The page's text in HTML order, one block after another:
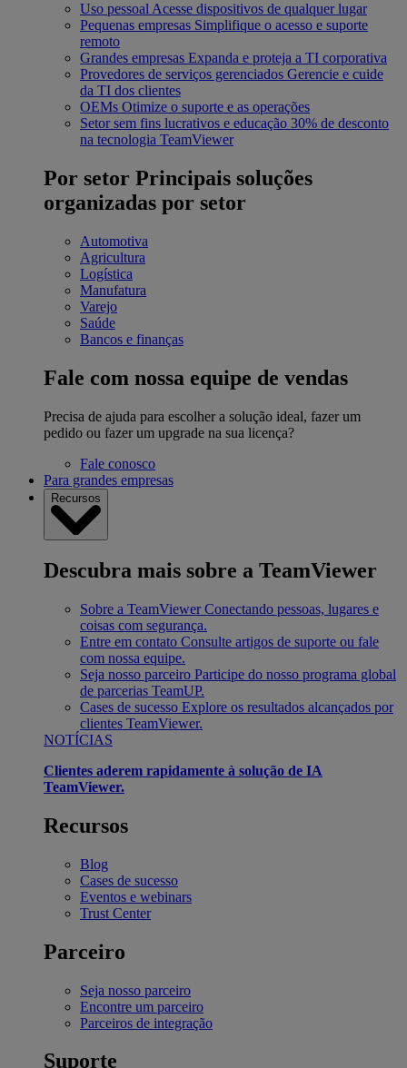
Uso pessoalAcesse dispositivos de qualquer lugar
Pequenas empresas Simplifique o acesso e suporte
remoto
Grandes empresas Expanda e proteja a TI corporativa
Provedores de serviços gerenciados Gerencie e cuide
da TI dos clientes
OEMs Otimize o suporte e as operações
Setor sem fins lucrativos e educação 30% de desconto
na tecnologia TeamViewer
Por setor Principais soluções
organizadas por setor
Automotiva
Agricultura
Logística
Manufatura
Varejo
Saúde
Bancos e finanças
Fale com nossa equipe de vendas
Precisa de ajuda para escolher a solução ideal, fazer um
pedido ou fazer um upgrade na sua licença?
Fale conosco
Para grandes empresas
Recursos
Descubra mais sobre a TeamViewer
Sobre a TeamViewer Conectando pessoas, lugares e
coisas com segurança.
Entre em contato Consulte artigos de suporte ou fale
com nossa equipe.
Seja nosso parceiro Participe do nosso programa global
de parcerias TeamUP.
Cases de sucesso Explore os resultados alcançados por
clientes TeamViewer.
NOTÍCIAS
Clientes aderem rapidamente à solução de IA
TeamViewer.
Recursos
Blog
Cases de sucesso
Eventos e webinars
Trust Center
Parceiro
Seja nosso parceiro
Encontre um parceiro
Parceiros de integração
Suporte